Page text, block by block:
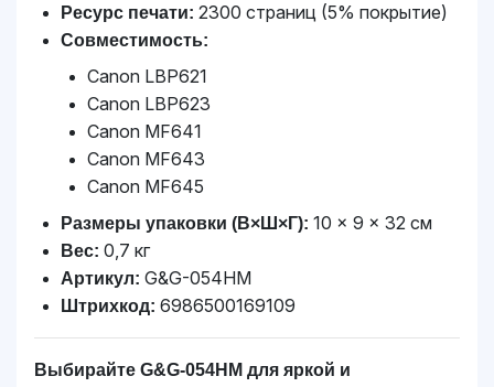
Ресурс печати: 2300 страниц (5% покрытие)
Совместимость:
Canon LBP621
Canon LBP623
Canon MF641
Canon MF643
Canon MF645
Размеры упаковки (В×Ш×Г): 10 × 9 × 32 см
Вес: 0,7 кг
Артикул: G&G-054HM
Штрихкод: 6986500169109
Выбирайте G&G-054HM для яркой и